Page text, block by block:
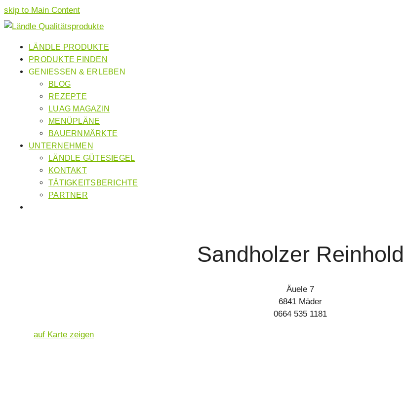
skip to Main Content
LÄNDLE PRODUKTE
PRODUKTE FINDEN
GENIESSEN & ERLEBEN
BLOG
REZEPTE
LUAG MAGAZIN
MENÜPLÄNE
BAUERNMÄRKTE
UNTERNEHMEN
LÄNDLE GÜTESIEGEL
KONTAKT
TÄTIGKEITSBERICHTE
PARTNER
Sandholzer Reinhold
Äuele 7
6841 Mäder
0664 535 1181
auf Karte zeigen